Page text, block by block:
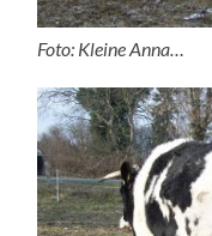
Foto: Kleine Anna…